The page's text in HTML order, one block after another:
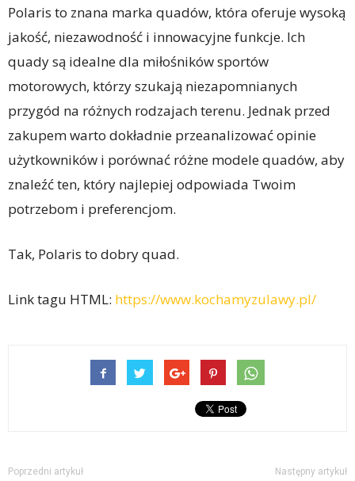
Polaris to znana marka quadów, która oferuje wysoką
jakość, niezawodność i innowacyjne funkcje. Ich
quady są idealne dla miłośników sportów
motorowych, którzy szukają niezapomnianych
przygód na różnych rodzajach terenu. Jednak przed
zakupem warto dokładnie przeanalizować opinie
użytkowników i porównać różne modele quadów, aby
znaleźć ten, który najlepiej odpowiada Twoim
potrzebom i preferencjom.
Tak, Polaris to dobry quad.
Link tagu HTML: https://www.kochamyzulawy.pl/
Poprzedni artykuł Następny artykuł